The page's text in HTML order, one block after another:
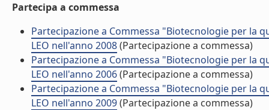
Partecipa a commessa
Partecipazione a Commessa "Biotecnologie per la
LEO nell'anno 2008(Partecipazione a commessa)
Partecipazione a Commessa "Biotecnologie per la
LEO nell'anno 2006(Partecipazione a commessa)
Partecipazione a Commessa "Biotecnologie per la
LEO nell'anno 2009(Partecipazione a commessa)